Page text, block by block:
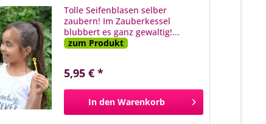
Tolle Seifenblasen selber
zaubern! Im Zauberkessel
blubbert es ganz gewaltig!...
zum Produkt
5,95 € *
In den Warenkorb